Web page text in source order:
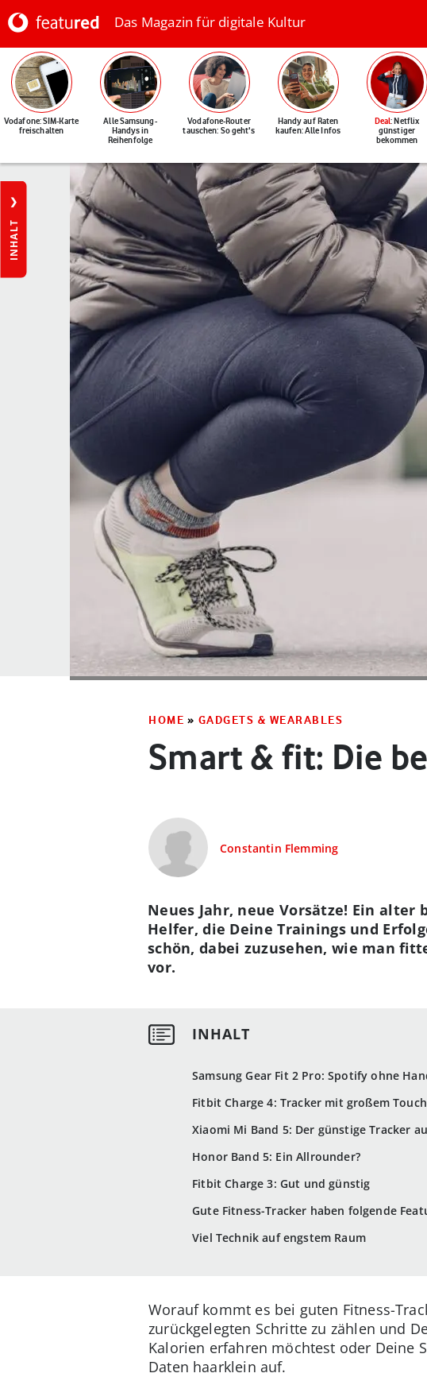
Das Magazin für digitale Kultur
Vodafone: SIM-Karte
freischalten
Alle Samsung-
Handys in
Reihenfolge
Vodafone-Router
tauschen: So geht's
Handy auf Raten
kaufen: Alle Infos
Deal: Netflix
günstiger
bekommen
INHALT
HOME » GADGETS & WEARABLES
Smart & fit: Die
Constantin Flemming
Samsung Gear Fit 2 Pro: Spotify ohne
Fitbit Charge 4: Tracker mit großem
Xiaomi Mi Band 5: Der günstige Tracker
Honor Band 5: Ein Allrounder?
Fitbit Charge 3: Gut und günstig
Gute Fitness-Tracker haben folgende
Viel Technik auf engstem Raum
Neues Jahr, neue Vorsätze! Ein
Helfer, die Deine Trainings und
schön, dabei zuzusehen, wie man
vor.
Worauf kommt es bei guten Fitness-
zurückgelegten Schritte zu zählen und
Kalorien erfahren möchtest oder Deine
Daten haarklein auf.